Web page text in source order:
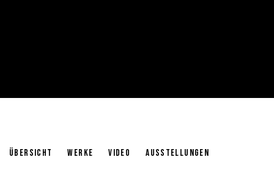
TAMIKO THIEL
ÜBERSICHT WERKE VIDEO AUSSTELLUNGEN